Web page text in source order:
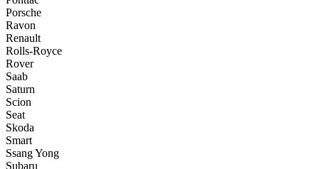
Porsche
Ravon
Renault
Rolls-Royce
Rover
Saab
Saturn
Scion
Seat
Skoda
Smart
Ssang Yong
Subaru